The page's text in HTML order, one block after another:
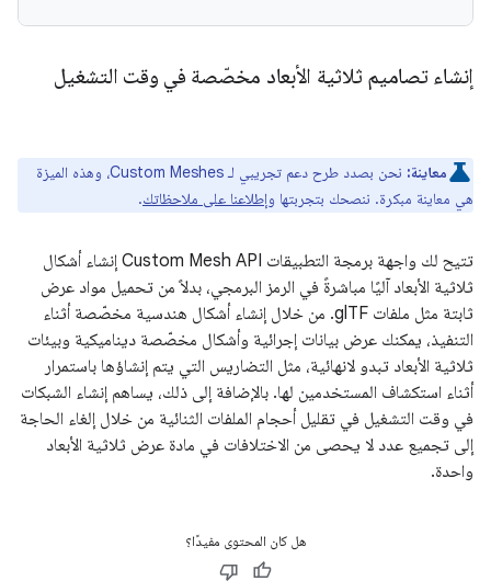
إنشاء تصاميم ثلاثية الأبعاد مخصّصة في وقت التشغيل
معاينة:
نحن بصدد طرح دعم تجريبي لـ Custom Meshes، وهذه الميزة
هي معاينة مبكرة. ننصحك بتجربتها وإطلاعنا على ملاحظاتك.
تتيح لك واجهة برمجة التطبيقات Custom Mesh API إنشاء أشكال
ثلاثية الأبعاد آليًا مباشرةً في الرمز البرمجي، بدلاً من تحميل مواد عرض
ثابتة مثل ملفات glTF. من خلال إنشاء أشكال هندسية مخصّصة أثناء
التنفيذ، يمكنك عرض بيانات إجرائية وأشكال مخصّصة ديناميكية وبيئات
ثلاثية الأبعاد تبدو لانهائية، مثل التضاريس التي يتم إنشاؤها باستمرار
أثناء استكشاف المستخدمين لها. بالإضافة إلى ذلك، يساهم إنشاء الشبكات
في وقت التشغيل في تقليل أحجام الملفات الثنائية من خلال إلغاء الحاجة
إلى تجميع عدد لا يحصى من الاختلافات في مادة عرض ثلاثية الأبعاد
واحدة.
هل كان المحتوى مفيدًا؟